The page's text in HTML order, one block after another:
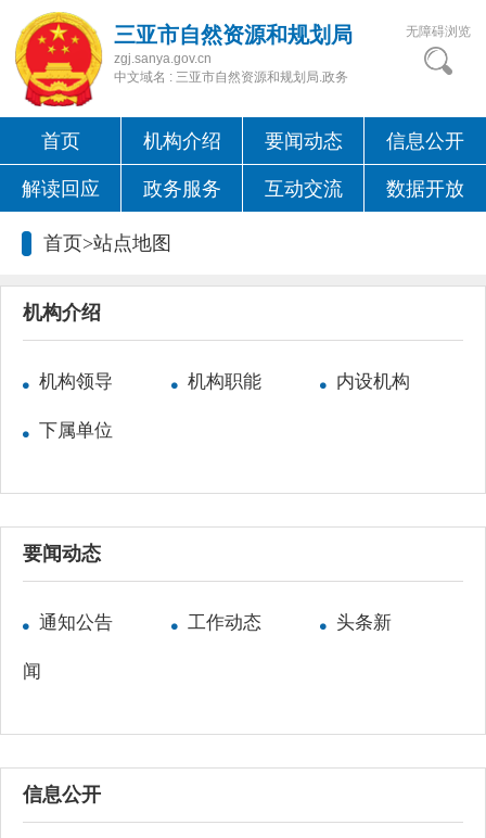
三亚市自然资源和规划局
zgj.sanya.gov.cn
中文域名 : 三亚市自然资源和规划局.政务
无障碍浏览
首页 机构介绍 要闻动态 信息公开
解读回应 政务服务 互动交流 数据开放
首页>站点地图
机构介绍
机构领导 机构职能 内设机构
下属单位
要闻动态
通知公告 工作动态 头条新
闻
信息公开